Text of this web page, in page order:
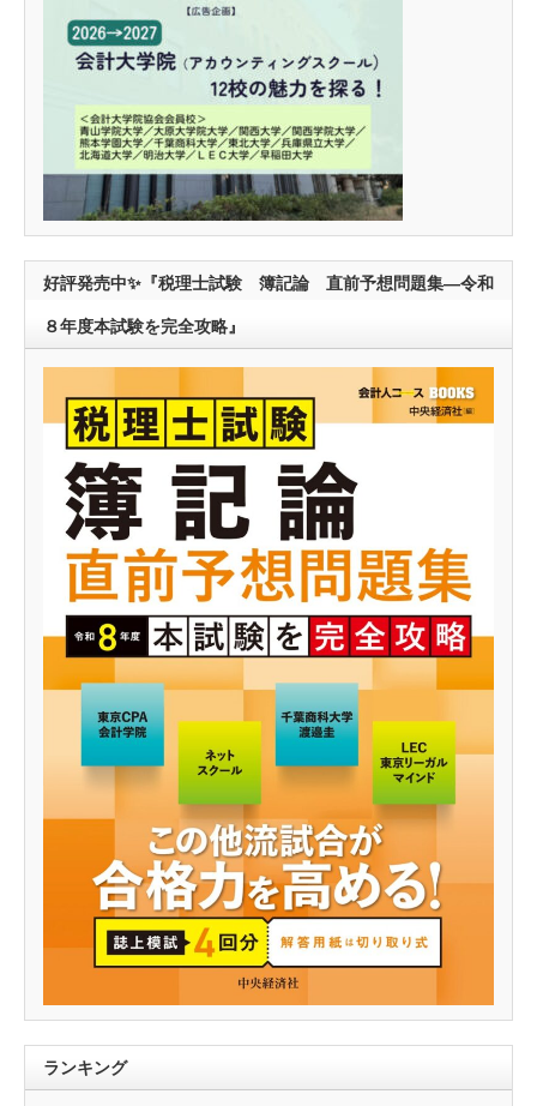
好評発売中✨『税理士試験 簿記論 直前予想問題集―令和
８年度本試験を完全攻略』
ランキング